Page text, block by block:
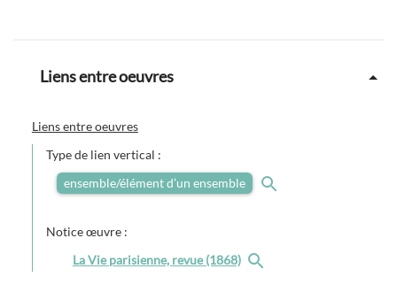
Liens entre oeuvres
Liens entre oeuvres
Type de lien vertical :
ensemble/élément d’un ensemble
Notice œuvre :
La Vie parisienne, revue (1868)